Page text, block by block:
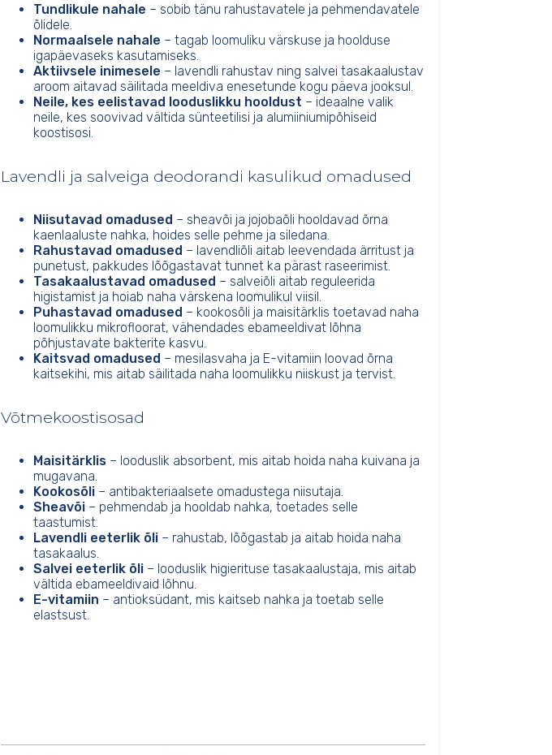
Tundlikule nahale – sobib tänu rahustavatele ja pehmendavatele
õlidele.
Normaalsele nahale – tagab loomuliku värskuse ja hoolduse
igapäevaseks kasutamiseks.
Aktiivsele inimesele – lavendli rahustav ning salvei tasakaalustav
aroom aitavad säilitada meeldiva enesetunde kogu päeva jooksul.
Neile, kes eelistavad looduslikku hooldust – ideaalne valik
neile, kes soovivad vältida sünteetilisi ja alumiiniumipõhiseid
koostisosi.
Lavendli ja salveiga deodorandi kasulikud omadused
Niisutavad omadused – sheavõi ja jojobaõli hooldavad õrna
kaenlaaluste nahka, hoides selle pehme ja siledana.
Rahustavad omadused – lavendliõli aitab leevendada ärritust ja
punetust, pakkudes lõõgastavat tunnet ka pärast raseerimist.
Tasakaalustavad omadused – salveiõli aitab reguleerida
higistamist ja hoiab naha värskena loomulikul viisil.
Puhastavad omadused – kookosõli ja maisitärklis toetavad naha
loomulikku mikrofloorat, vähendades ebameeldivat lõhna
põhjustavate bakterite kasvu.
Kaitsvad omadused – mesilasvaha ja E-vitamiin loovad õrna
kaitsekihi, mis aitab säilitada naha loomulikku niiskust ja tervist.
Võtmekoostisosad
Maisitärklis – looduslik absorbent, mis aitab hoida naha kuivana ja
mugavana.
Kookosõli – antibakteriaalsete omadustega niisutaja.
Sheavõi – pehmendab ja hooldab nahka, toetades selle
taastumist.
Lavendli eeterlik õli – rahustab, lõõgastab ja aitab hoida naha
tasakaalus.
Salvei eeterlik õli – looduslik higierituse tasakaalustaja, mis aitab
vältida ebameeldivaid lõhnu.
E-vitamiin – antioksüdant, mis kaitseb nahka ja toetab selle
elastsust.